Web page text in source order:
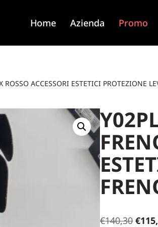
Home Azienda Promo
ACCESSORI ESTETICI PROTEZIONE
€140,30 €